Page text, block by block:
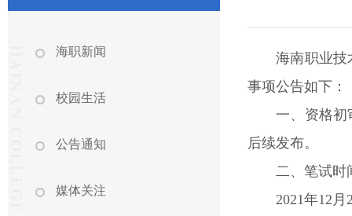
海职新闻
校园生活
公告通知
媒体关注
海南职业技
事项公告如下：
一、资格
后续发布。
二、笔试时
2021年12